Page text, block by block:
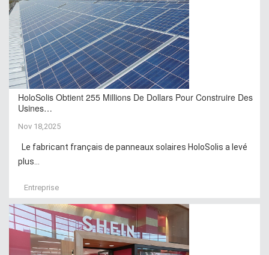
HoloSolis Obtient 255 Millions De Dollars Pour Construire Des
Usines…
Nov 18,2025
Le fabricant français de panneaux solaires HoloSolis a levé
plus...
Entreprise